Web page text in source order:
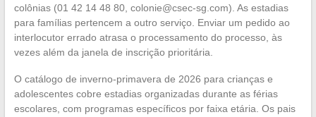
colônias (01 42 14 48 80, colonie@csec-sg.com). As estadias
para famílias pertencem a outro serviço. Enviar um pedido ao
interlocutor errado atrasa o processamento do processo, às
vezes além da janela de inscrição prioritária.
O catálogo de inverno-primavera de 2026 para crianças e
adolescentes cobre estadias organizadas durante as férias
escolares, com programas específicos por faixa etária. Os pais